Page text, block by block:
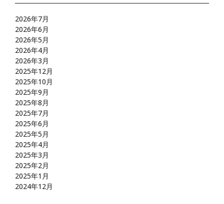
2026年7月
2026年6月
2026年5月
2026年4月
2026年3月
2025年12月
2025年10月
2025年9月
2025年8月
2025年7月
2025年6月
2025年5月
2025年4月
2025年3月
2025年2月
2025年1月
2024年12月